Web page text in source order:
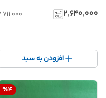
۲٬۶۴۰٬۰۰۰
افزودن به سبد
%4